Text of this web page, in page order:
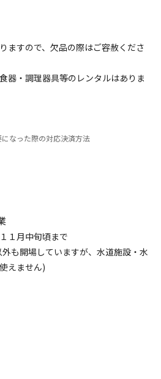
ますので、欠品の際はご容赦くださ
器・調理器具等のレンタルはありま
なった際の対応決済方法
１月中旬頃まで
も開場していますが、水道施設・水
えません)